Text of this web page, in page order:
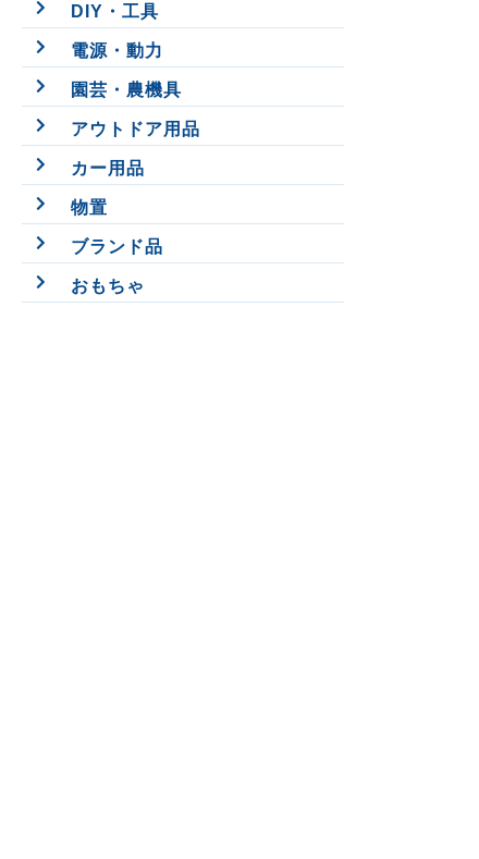
DIY・工具
電源・動力
園芸・農機具
アウトドア用品
カー用品
物置
ブランド品
おもちゃ